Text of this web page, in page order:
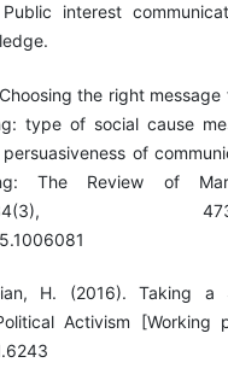
interest
the right message
type of social cause
of
The Review of
473-
H. (2016). Taking a
Activism [Working